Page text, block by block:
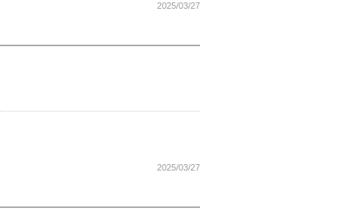
2025/03/27
2025/03/27